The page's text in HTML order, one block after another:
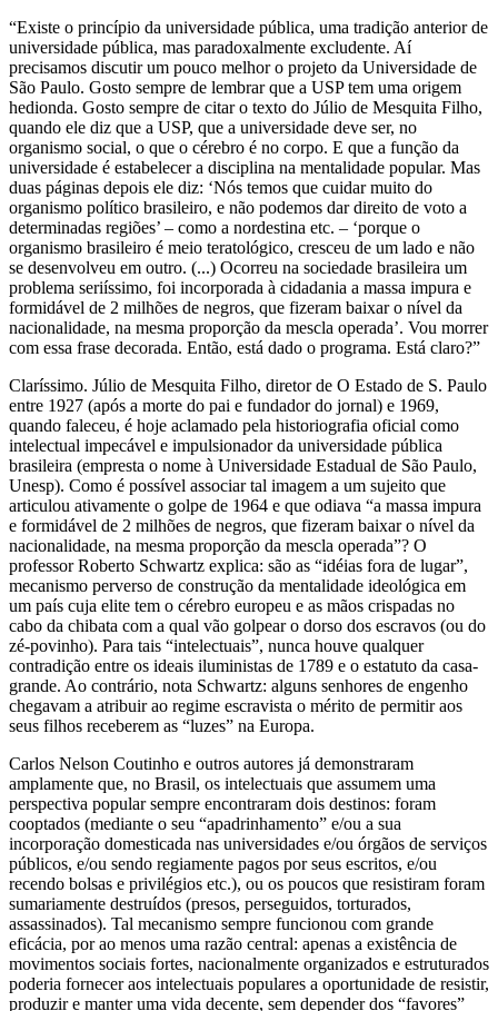
“Existe o princípio da universidade pública, uma tradição anterior de
universidade pública, mas paradoxalmente excludente. Aí
precisamos discutir um pouco melhor o projeto da Universidade de
São Paulo. Gosto sempre de lembrar que a USP tem uma origem
hedionda. Gosto sempre de citar o texto do Júlio de Mesquita Filho,
quando ele diz que a USP, que a universidade deve ser, no
organismo social, o que o cérebro é no corpo. E que a função da
universidade é estabelecer a disciplina na mentalidade popular. Mas
duas páginas depois ele diz: ‘Nós temos que cuidar muito do
organismo político brasileiro, e não podemos dar direito de voto a
determinadas regiões’ – como a nordestina etc. – ‘porque o
organismo brasileiro é meio teratológico, cresceu de um lado e não
se desenvolveu em outro. (...) Ocorreu na sociedade brasileira um
problema seriíssimo, foi incorporada à cidadania a massa impura e
formidável de 2 milhões de negros, que fizeram baixar o nível da
nacionalidade, na mesma proporção da mescla operada’. Vou morrer
com essa frase decorada. Então, está dado o programa. Está claro?”
Claríssimo. Júlio de Mesquita Filho, diretor de O Estado de S. Paulo
entre 1927 (após a morte do pai e fundador do jornal) e 1969,
quando faleceu, é hoje aclamado pela historiografia oficial como
intelectual impecável e impulsionador da universidade pública
brasileira (empresta o nome à Universidade Estadual de São Paulo,
Unesp). Como é possível associar tal imagem a um sujeito que
articulou ativamente o golpe de 1964 e que odiava “a massa impura
e formidável de 2 milhões de negros, que fizeram baixar o nível da
nacionalidade, na mesma proporção da mescla operada”? O
professor Roberto Schwartz explica: são as “idéias fora de lugar”,
mecanismo perverso de construção da mentalidade ideológica em
um país cuja elite tem o cérebro europeu e as mãos crispadas no
cabo da chibata com a qual vão golpear o dorso dos escravos (ou do
zé-povinho). Para tais “intelectuais”, nunca houve qualquer
contradição entre os ideais iluministas de 1789 e o estatuto da casa-
grande. Ao contrário, nota Schwartz: alguns senhores de engenho
chegavam a atribuir ao regime escravista o mérito de permitir aos
seus filhos receberem as “luzes” na Europa.
Carlos Nelson Coutinho e outros autores já demonstraram
amplamente que, no Brasil, os intelectuais que assumem uma
perspectiva popular sempre encontraram dois destinos: foram
cooptados (mediante o seu “apadrinhamento” e/ou a sua
incorporação domesticada nas universidades e/ou órgãos de serviços
públicos, e/ou sendo regiamente pagos por seus escritos, e/ou
recendo bolsas e privilégios etc.), ou os poucos que resistiram foram
sumariamente destruídos (presos, perseguidos, torturados,
assassinados). Tal mecanismo sempre funcionou com grande
eficácia, por ao menos uma razão central: apenas a existência de
movimentos sociais fortes, nacionalmente organizados e estruturados
poderia fornecer aos intelectuais populares a oportunidade de resistir,
produzir e manter uma vida decente, sem depender dos “favores”